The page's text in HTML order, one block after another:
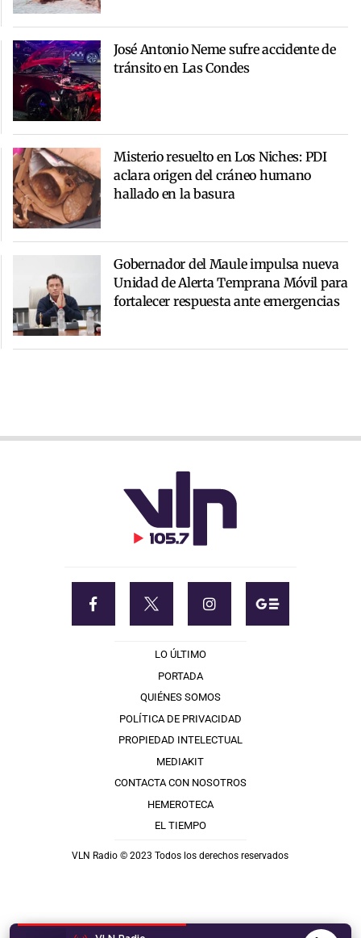
José Antonio Neme sufre accidente de
tránsito en Las Condes
Misterio resuelto en Los Niches: PDI
aclara origen del cráneo humano
hallado en la basura
Gobernador del Maule impulsa nueva
Unidad de Alerta Temprana Móvil para
fortalecer respuesta ante emergencias
LO ÚLTIMO
PORTADA
QUIÉNES SOMOS
POLÍTICA DE PRIVACIDAD
PROPIEDAD INTELECTUAL
MEDIAKIT
CONTACTA CON NOSOTROS
HEMEROTECA
EL TIEMPO
VLN Radio © 2023 Todos los derechos reservados